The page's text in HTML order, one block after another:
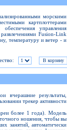
морскими
картплоттерами
управления
Fusion-Link
температуру и ветер - и
вчерашние результаты,
трекер активности
более 1 года). Модель
ношения, чтобы вы
занятий, автоматически